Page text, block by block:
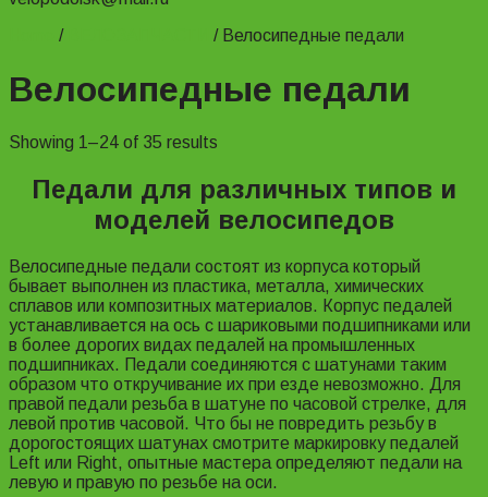
/ /Велосипедные педали
Велосипедные педали
Showing 1–24 of 35 results
Педали для различных типов и
моделей велосипедов
Велосипедные педали состоят из корпуса который
бывает выполнен из пластика, металла, химических
сплавов или композитных материалов. Корпус педалей
устанавливается на ось с шариковыми подшипниками или
в более дорогих видах педалей на промышленных
подшипниках. Педали соединяются с шатунами таким
образом что откручивание их при езде невозможно. Для
правой педали резьба в шатуне по часовой стрелке, для
левой против часовой. Что бы не повредить резьбу в
дорогостоящих шатунах смотрите маркировку педалей
Left или Right, опытные мастера определяют педали на
левую и правую по резьбе на оси.